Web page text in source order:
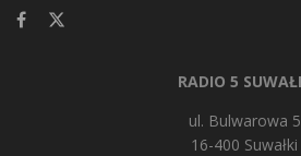
RADIO 5
ul. Bulwarowa 5
16-400 Suwałki